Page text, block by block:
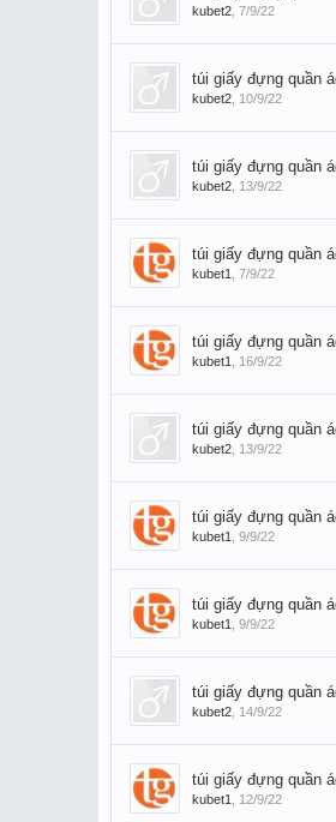
kubet2 7/9/22
túi giấy đựng quần
kubet2 10/9/22
túi giấy đựng quần
kubet2 13/9/22
túi giấy đựng quần
kubet1 7/9/22
túi giấy đựng quần
kubet1 16/9/22
túi giấy đựng quần
kubet2 13/9/22
túi giấy đựng quần
kubet1 9/9/22
túi giấy đựng quần
kubet1 9/9/22
túi giấy đựng quần
kubet2 14/9/22
túi giấy đựng quần
kubet1 12/9/22